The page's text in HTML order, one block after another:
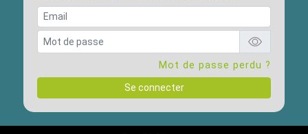
Mot de passe perdu ?
Se connecter